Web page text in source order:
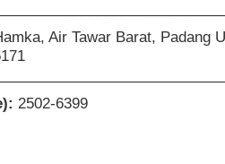
Air Tawar Barat, Padang
2502-6399